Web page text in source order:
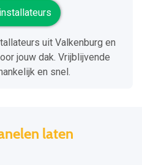
uit Valkenburg en
jouw dak. Vrijblijvende
en snel.
laten